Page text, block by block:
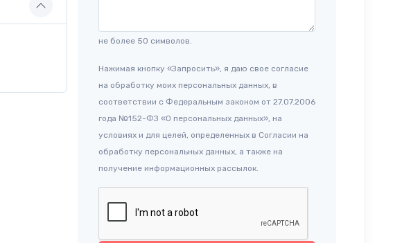
не более 50 символов.
Нажимая кнопку «Запросить», я даю свое согласие
на обработку моих персональных данных, в
соответствии с Федеральным законом от 27.07.2006
года №152-ФЗ «О персональных данных», на
условиях и для целей, определенных в Согласии на
обработку персональных данных, а также на
получение информационных рассылок.